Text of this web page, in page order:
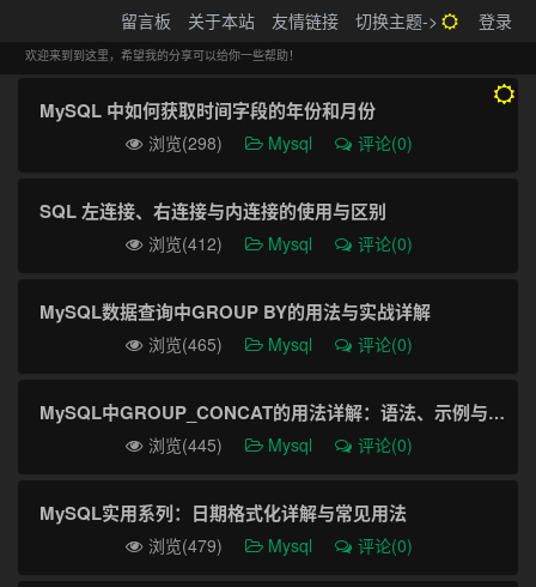
留言板 关于本站 友情链接 切换主题-> 登录
欢迎来到到这里，希望我的分享可以给你一些帮助！
MySQL 中如何获取时间字段的年份和月份
浏览(298) Mysql 评论(0)
SQL 左连接、右连接与内连接的使用与区别
浏览(412) Mysql 评论(0)
MySQL数据查询中GROUP BY的用法与实战详解
浏览(465) Mysql 评论(0)
MySQL中GROUP_CONCAT的用法详解：语法、示例与常见坑
浏览(445)
Mysql 评论(0)
MySQL实用系列：日期格式化详解与常见用法
浏览(479) Mysql 评论(0)